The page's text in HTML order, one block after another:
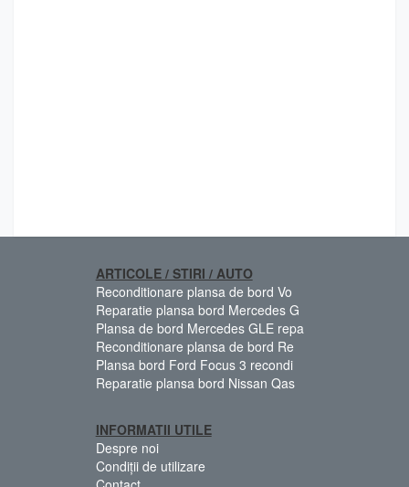
ARTICOLE / STIRI / AUTO
Reconditionare plansa de bord Vo
Reparatie plansa bord Mercedes G
Plansa de bord Mercedes GLE repa
Reconditionare plansa de bord Re
Plansa bord Ford Focus 3 recondi
Reparatie plansa bord Nissan Qas
INFORMATII UTILE
Despre noi
Condiții de utilizare